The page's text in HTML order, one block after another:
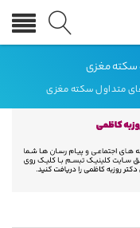
سکته مغزی
متداول سکته مغزی